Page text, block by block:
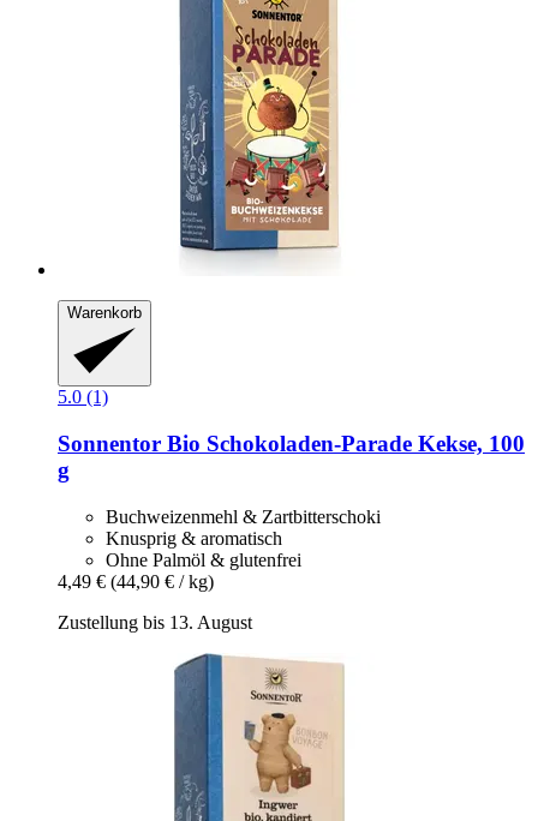
Warenkorb
5.0 (1)
Sonnentor Bio Schokoladen-​Parade Kekse, 100
g
Buchweizenmehl & Zartbitterschoki
Knusprig & aromatisch
Ohne Palmöl & glutenfrei
4,49 € (44,90 € / kg)
Zustellung bis 13. August